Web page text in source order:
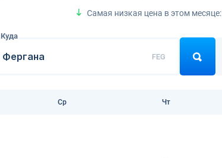
Самая низкая цена в этом месяце:
Куда
FEG
Ср Чт